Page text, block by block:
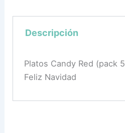
Descripción
Platos Candy Red (pack
Feliz Navidad